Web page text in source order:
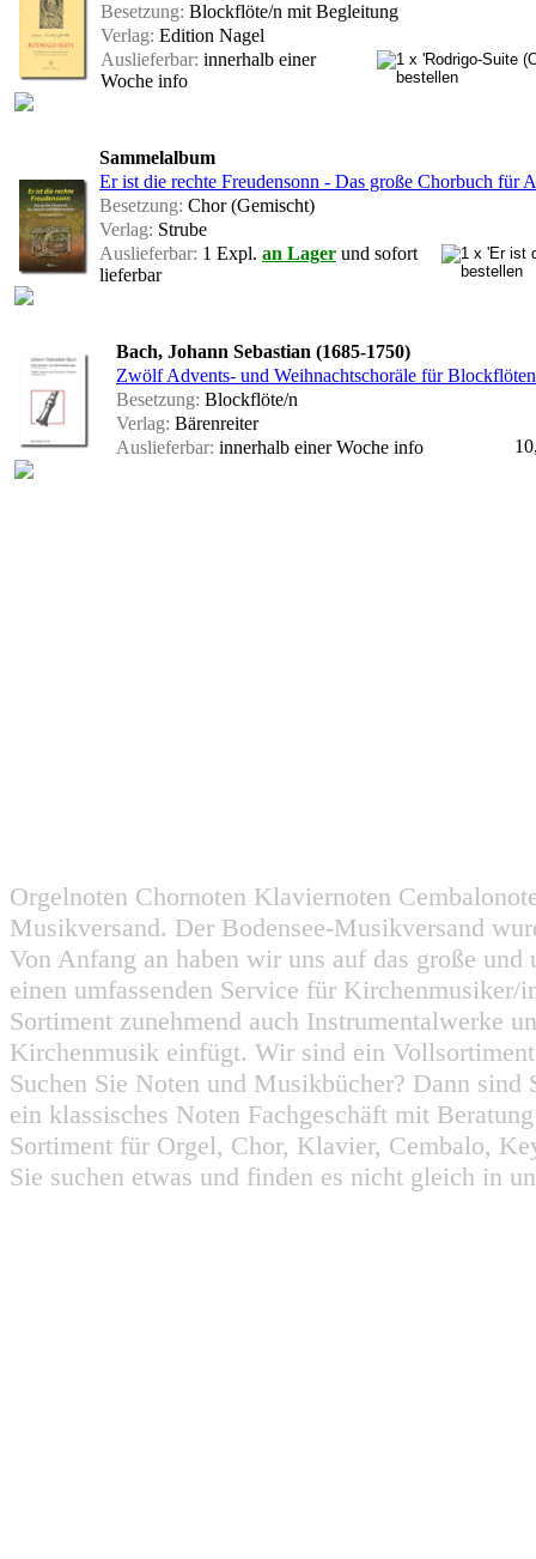
Besetzung: Blockflöte/n mit Begleitung
Verlag: Edition Nagel
Auslieferbar: innerhalb einer
Woche info
Sammelalbum
Er ist die rechte Freudensonn - Das große Chorbuch für
Besetzung: Chor (Gemischt)
Verlag: Strube
Auslieferbar: 1 Expl. an Lager und sofort
lieferbar
Bach, Johann Sebastian (1685-1750)
Zwölf Advents- und Weihnachtschoräle für
Besetzung: Blockflöte/n
Verlag: Bärenreiter
Auslieferbar: innerhalb einer Woche info
Orgelnoten Chornoten Klaviernoten
Musikversand. Der Bodensee-Musikversand
Von Anfang an haben wir uns auf das große
einen umfassenden Service für
Sortiment zunehmend auch Instrumentalwerke
Kirchenmusik einfügt. Wir sind ein
Suchen Sie Noten und Musikbücher? Dann
ein klassisches Noten Fachgeschäft mit
Sortiment für Orgel, Chor, Klavier, Cembalo,
Sie suchen etwas und finden es nicht gleich in